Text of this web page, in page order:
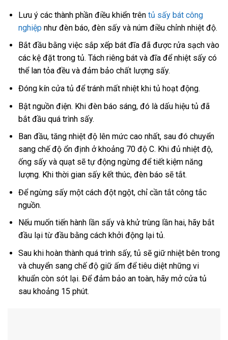
Lưu ý các thành phần điều khiển trên tủ sấy bát công
nghiệp như đèn báo, đèn sấy và núm điều chỉnh nhiệt độ.
Bắt đầu bằng việc sắp xếp bát đĩa đã được rửa sạch vào
các kệ đặt trong tủ. Tách riêng bát và đĩa để nhiệt sấy có
thể lan tỏa đều và đảm bảo chất lượng sấy.
Đóng kín cửa tủ để tránh mất nhiệt khi tủ hoạt động.
Bật nguồn điện. Khi đèn báo sáng, đó là dấu hiệu tủ đã
bắt đầu quá trình sấy.
Ban đầu, tăng nhiệt độ lên mức cao nhất, sau đó chuyển
sang chế độ ổn định ở khoảng 70 độ C. Khi đủ nhiệt độ,
ống sấy và quạt sẽ tự động ngừng để tiết kiệm năng
lượng. Khi thời gian sấy kết thúc, đèn báo sẽ tắt.
Để ngừng sấy một cách đột ngột, chỉ cần tắt công tắc
nguồn.
Nếu muốn tiến hành lần sấy và khử trùng lần hai, hãy bắt
đầu lại từ đầu bằng cách khởi động lại tủ.
Sau khi hoàn thành quá trình sấy, tủ sẽ giữ nhiệt bên trong
và chuyển sang chế độ giữ ấm để tiêu diệt những vi
khuẩn còn sót lại. Để đảm bảo an toàn, hãy mở cửa tủ
sau khoảng 15 phút.